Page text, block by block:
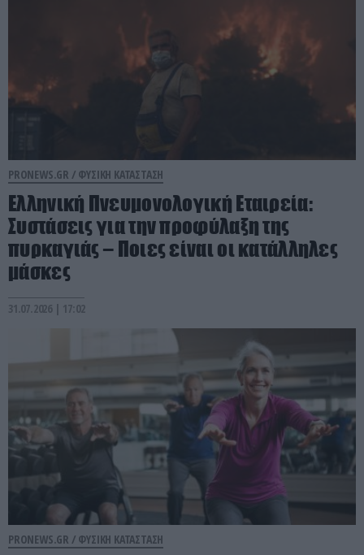
PRONEWS.GR / ΦΥΣΙΚΗ ΚΑΤΑΣΤΑΣΗ
Ελληνική Πνευμονολογική Εταιρεία:
Συστάσεις για την προφύλαξη της
πυρκαγιάς – Ποιες είναι οι κατάλληλες
μάσκες
31.07.2026 | 17:02
PRONEWS.GR / ΦΥΣΙΚΗ ΚΑΤΑΣΤΑΣΗ